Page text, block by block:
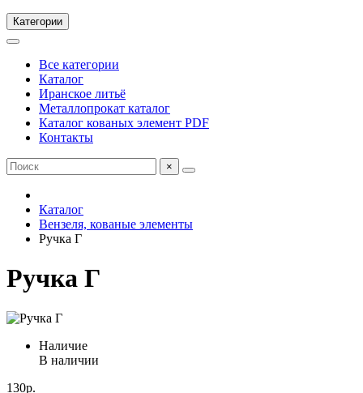
Категории
Все категории
Каталог
Иранское литьё
Металлопрокат каталог
Каталог кованых элемент PDF
Контакты
×
Каталог
Вензеля, кованые элементы
Ручка Г
Ручка Г
Наличие
В наличии
130р.